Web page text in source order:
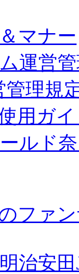
マナー
運営
管理規
用ガ
ルド
ファ
治安